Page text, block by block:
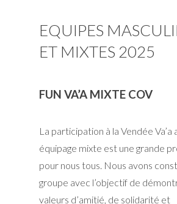
EQUIPES
ET MIXTES 2025
FUN VA’A MIXTE COV
La participation à la Vendée Va’a
équipage mixte est une grande
pour nous tous. Nous avons
groupe avec l’objectif de
valeurs d’amitié, de solidarité et